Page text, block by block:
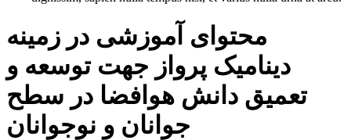
محتوای آموزشی در زمینه
دینامیک پرواز جهت توسعه و
تعمیق دانش هوافضا در سطح
جوانان و نوجوانان